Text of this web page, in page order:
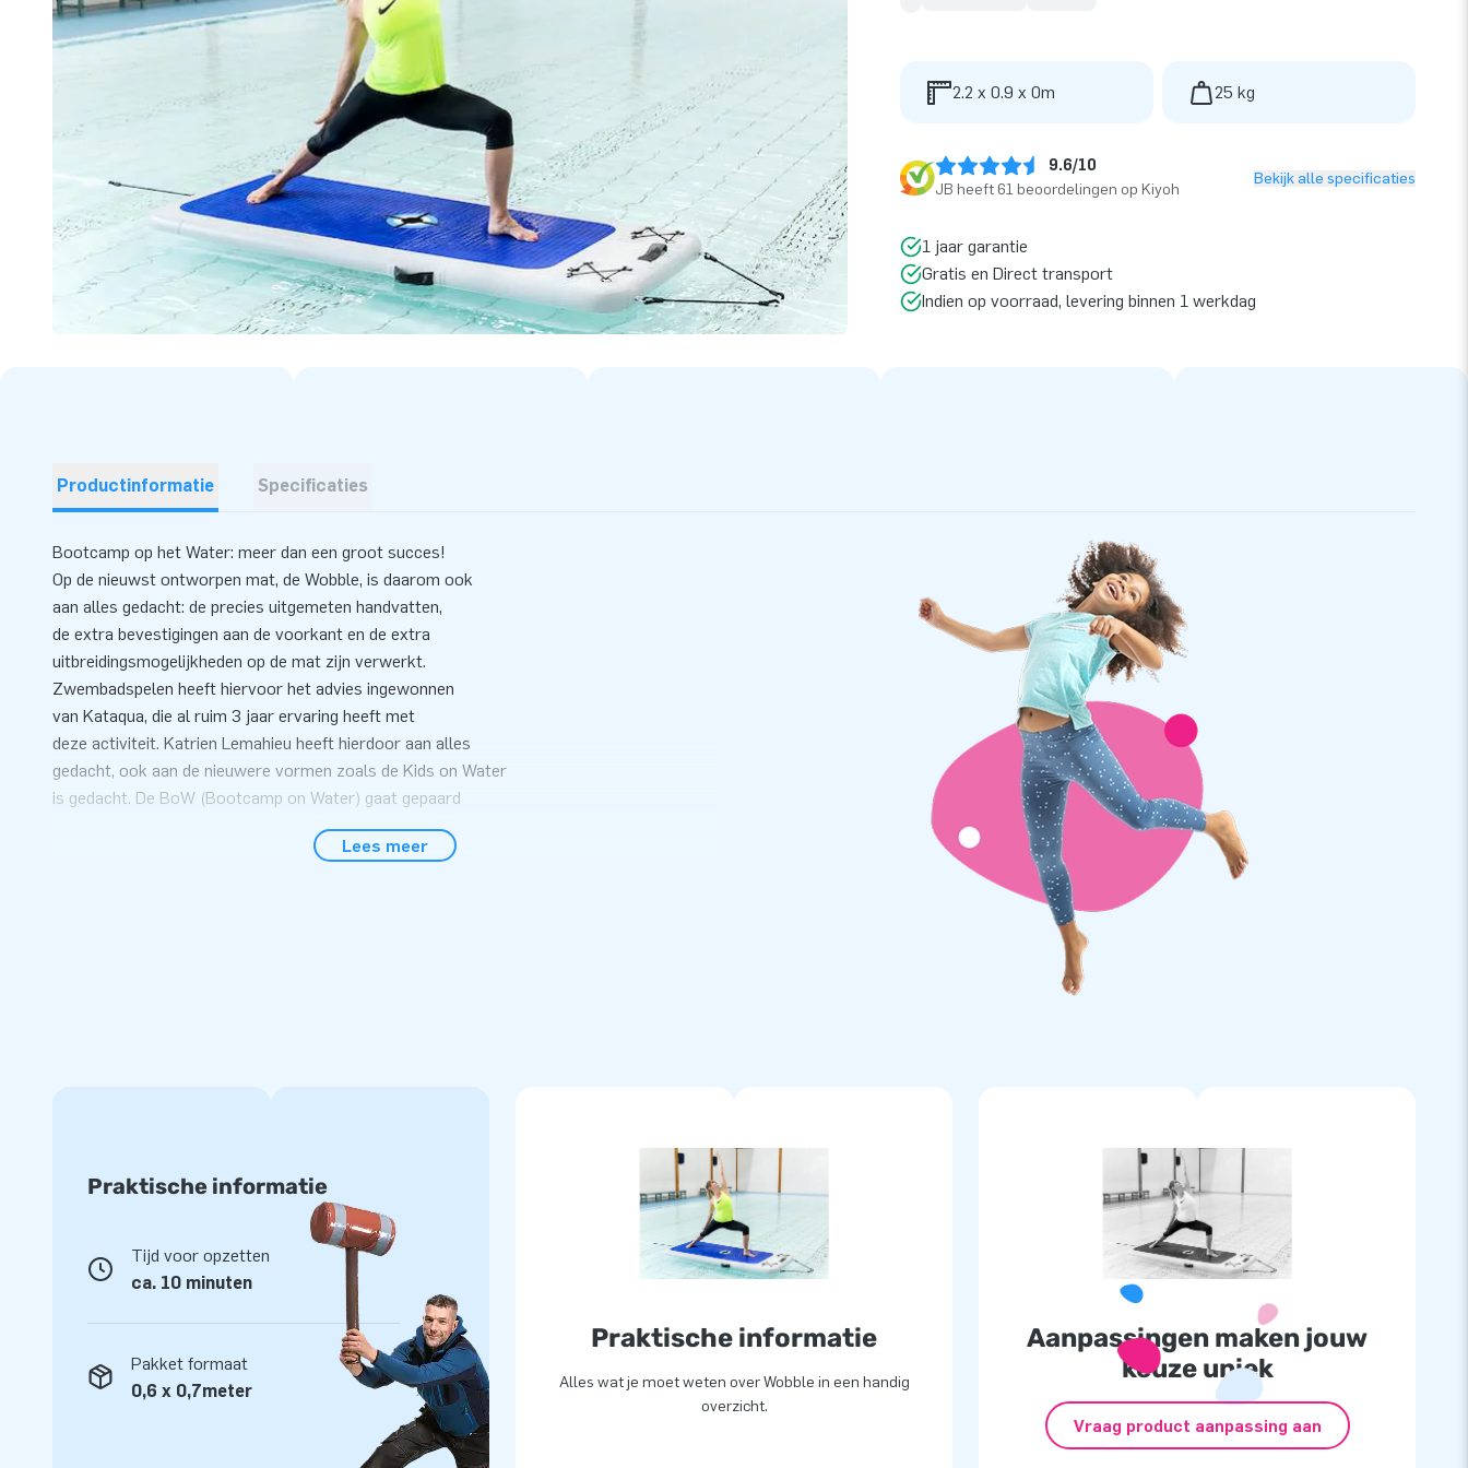
2.2 x 0.9 x 0m 25 kg
9.6/10
JB heeft 61 beoordelingen op Kiyoh
Bekijk alle specificaties
1 jaar garantie
Gratis en Direct transport
Indien op voorraad, levering binnen 1 werkdag
Productinformatie Specificaties
Bootcamp op het Water: meer dan een groot succes!
Op de nieuwst ontworpen mat, de Wobble, is daarom ook
aan alles gedacht: de precies uitgemeten handvatten,
de extra bevestigingen aan de voorkant en de extra
uitbreidingsmogelijkheden op de mat zijn verwerkt.
Zwembadspelen heeft hiervoor het advies ingewonnen
van Kataqua, die al ruim 3 jaar ervaring heeft met
deze activiteit. Katrien Lemahieu heeft hierdoor aan alles
gedacht, ook aan de nieuwere vormen zoals de Kids on Water
is gedacht. De BoW (Bootcamp on Water) gaat gepaard
met een opleiding van 1 dag, waarin lesgevers praktijk ervaren
en beleven, de ins en outs van de activiteit leren kennen en
Lees meer
Praktische informatie
Tijd voor opzetten
ca. 10 minuten
Pakket formaat
0,6 x 0,7meter
Praktische informatie
Alles wat je moet weten over Wobble in een handig
overzicht.
Aanpassingen maken jouw
keuze uniek
Vraag product aanpassing aan